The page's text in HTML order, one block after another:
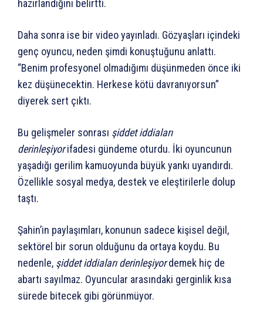
hazırlandığını belirtti.
Daha sonra ise bir video yayınladı. Gözyaşları içindeki
genç oyuncu, neden şimdi konuştuğunu anlattı.
“Benim profesyonel olmadığımı düşünmeden önce iki
kez düşünecektin. Herkese kötü davranıyorsun”
diyerek sert çıktı.
Bu gelişmeler sonrası şiddet iddiaları
derinleşiyorifadesi gündeme oturdu. İki oyuncunun
yaşadığı gerilim kamuoyunda büyük yankı uyandırdı.
Özellikle sosyal medya, destek ve eleştirilerle dolup
taştı.
Şahin’in paylaşımları, konunun sadece kişisel değil,
sektörel bir sorun olduğunu da ortaya koydu. Bu
nedenle, şiddet iddiaları derinleşiyordemek hiç de
abartı sayılmaz. Oyuncular arasındaki gerginlik kısa
sürede bitecek gibi görünmüyor.